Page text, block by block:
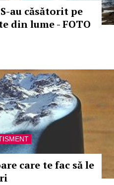
au căsătorit pe
din lume - FOTO
care te fac să le